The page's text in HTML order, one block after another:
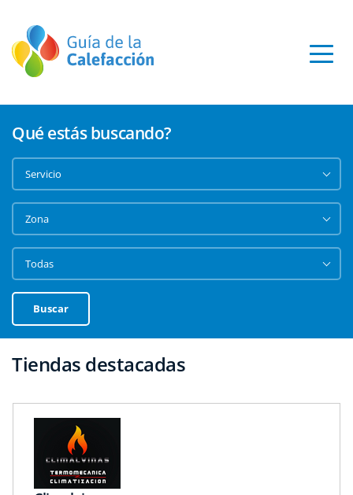
Qué estás buscando?
Buscar
Tiendas destacadas